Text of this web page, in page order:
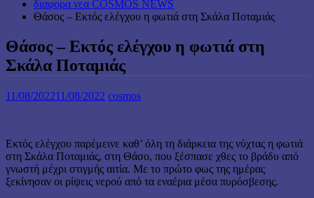
διαφορα νεα COSMOS NEWS
Θάσος – Εκτός ελέγχου η φωτιά στη Σκάλα Ποταμιάς
Θάσος – Εκτός ελέγχου η φωτιά στη
Σκάλα Ποταμιάς
11/08/202211/08/2022 cosmos
Εκτός ελέγχου παρέμεινε καθ’ όλη τη διάρκεια της νύχτας η φωτιά
στη Σκάλα Ποταμιάς, στη Θάσο, που ξέσπασε χθες το βράδυ από
γνωστή μέχρι στιγμής αιτία. Με το πρώτο φως της ημέρας
ξεκίνησαν οι ρίψεις νερού από τα εναέρια μέσα πυρόσβεσης.